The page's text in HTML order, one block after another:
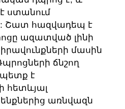
ստանում
Շատ հազվադեպ է
ազատված լինի
մասին
ճնշող
պետք է
առնվազն